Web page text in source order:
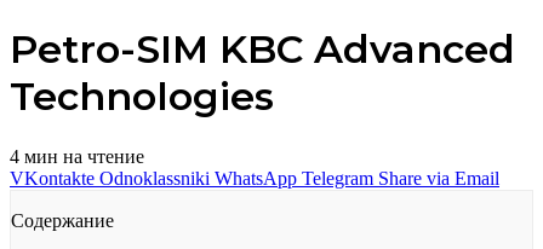
Petro-SIM KBC Advanced
Technologies
4 мин на чтение
VKontakte Odnoklassniki WhatsApp Telegram Share via Email
Содержание